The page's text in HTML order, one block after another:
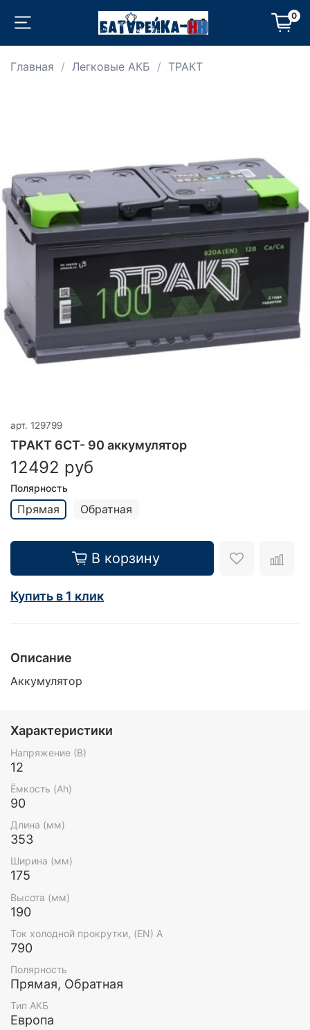
0
Главная Легковые АКБ ТРАКТ
арт. 129799
ТРАКТ 6CT- 90 аккумулятор
12492 руб
Полярность
Прямая Обратная
В корзину
Купить в 1 клик
Описание
Аккумулятор
Характеристики
Напряжение (В)
12
Ёмкость (Ah)
90
Длина (мм)
353
Ширина (мм)
175
Высота (мм)
190
Ток холодной прокрутки, (EN) А
790
Полярность
Прямая, Обратная
Тип АКБ
Европа